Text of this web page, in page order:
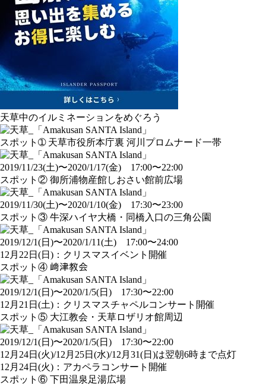
天草中のイルミネーションをめぐろう
スポット➀ 天草市役所本庁裏 河川プロムナード一帯
2019/11/23(土)〜2020/1/17(金) 17:00〜22:00
スポット② 御所浦物産館しおさい館前広場
2019/11/30(土)〜2020/1/10(金) 17:30〜23:00
スポット③ 牛深ハイヤ大橋・同橋入口の三角公園
2019/12/1(日)〜2020/1/11(土) 17:00〜24:00
12月22日(日)：クリスマスイベント開催
スポット④ 﨑津教会
2019/12/1(日)〜2020/1/5(日) 17:30〜22:00
12月21日(土)：クリスマスチャペルコンサート開催
スポット⑤ 大江教会・天草ロザリオ館周辺
2019/12/1(日)〜2020/1/5(日) 17:30〜22:00
12月24日(火)/12月25日(水)/12月31(日)は翌朝6時まで点灯
12月24日(火)：アカペラコンサート開催
スポット⑥ 下田温泉足湯広場